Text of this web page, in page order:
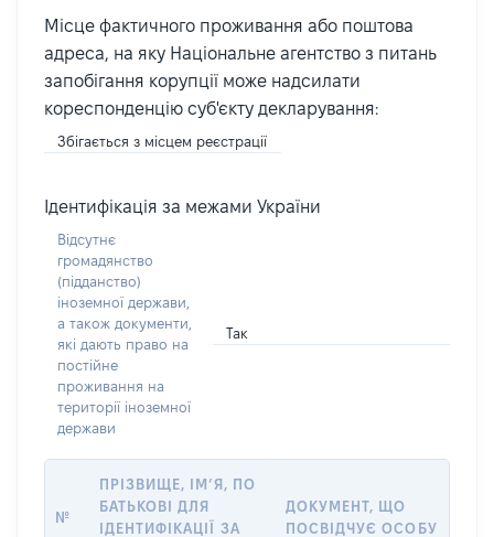
Місце фактичного проживання або поштова
адреса, на яку Національне агентство з питань
запобігання корупції може надсилати
кореспонденцію суб'єкту декларування:
Збігається з місцем реєстрації
Ідентифікація за межами України
Відсутнє
громадянство
(підданство)
іноземної держави,
а також документи,
які дають право на
постійне
проживання на
території іноземної
держави
Так
№
ПРІЗВИЩЕ, ІМ’Я, ПО
БАТЬКОВІ ДЛЯ
ІДЕНТИФІКАЦІЇ ЗА
ДОКУМЕНТ, ЩО
ПОСВІДЧУЄ ОСОБУ